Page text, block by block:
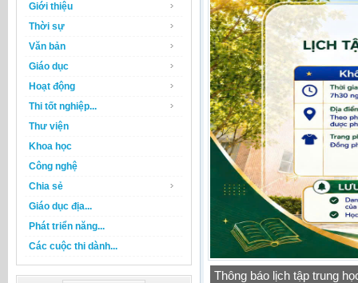
Giới thiệu
Thời sự
Văn bản
Giáo dục
Hoạt động
Thi tốt nghiệp...
Thư viện
Khoa học
Công nghệ
Chia sẻ
Giáo dục địa...
Phát triển năng...
Các cuộc thi dành...
Báo cáo thường niên của
học 2025-2026